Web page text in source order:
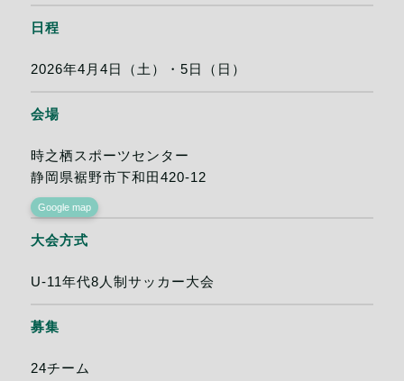
日程
2026年4月4日（土）・5日（日）
会場
時之栖スポーツセンター
静岡県裾野市下和田420-12
Google map
大会方式
U-11年代8人制サッカー大会
募集
24チーム